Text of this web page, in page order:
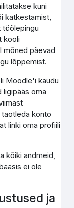
kuni
katkestamist,
töölepingu
kooli
mõned päevad
lõppemist.
Moodle'i kaudu
ligipääs oma
konto
linki oma profiili
kõiki andmeid,
ei ole
ja